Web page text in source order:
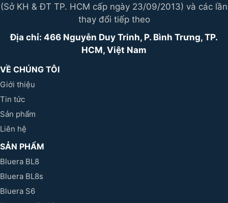
(Sở KH & ĐT TP. HCM cấp ngày 23/09/2013) và các lần
thay đổi tiếp theo
Địa chỉ: 466 Nguyễn Duy Trinh, P. Bình Trưng, TP.
HCM, Việt Nam
VỀ CHÚNG TÔI
Giới thiệu
Tin tức
Sản phẩm
Liên hệ
SẢN PHẨM
Bluera BL8
Bluera BL8s
Bluera S6